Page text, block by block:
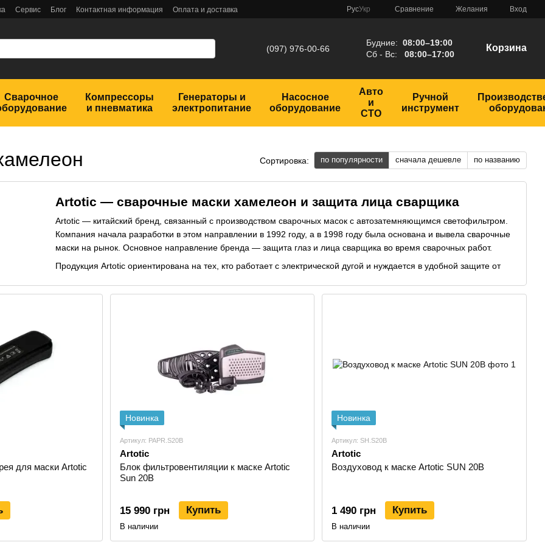
Сервис Блог Контактная информация
Оплата и доставка
РусУкр Сравнение Желания Вход
(097) 976-00-66
Будние: 08:00–19:00
Сб - Вс: 08:00–17:00
Корзина
Сварочное
Компрессоры
и пневматика
Генераторы и
электропитание
Насосное
оборудование
Авто
и
СТО
Ручной
инструмент
Сортировка: по популярности сначала дешевле по названию
Artotic — сварочные маски хамелеон и защита лица сварщика
Artotic — китайский бренд, связанный с производством сварочных масок с автозатемняющимся светофильтром.
Компания начала разработки в этом направлении в 1992 году, а в 1998 году была основана и вывела сварочные
маски на рынок. Основное направление бренда — защита глаз и лица сварщика во время сварочных работ.
Продукция Artotic ориентирована на тех, кто работает с электрической дугой и нуждается в удобной защите от
хамелеон Artotic используют при ручной дуговой сварке MMA, полуавтоматической сварке MIG/MAG,
бренд со множеством разных инструментов, а специализированный производитель сварочных масок и решений
Что предлагает Artotic
в которых используется автоматический светофильтр. Такой фильтр затемняется при появлении сварочной дуги
поднимать и опускать маску вручную, что удобно при повторяющихся операциях, прихватках и точной
Ассортимент бренда можно описать по нескольким основным направлениям:
автозатемняющиеся светофильтры для работы со сварочной дугой;
для маски Artotic
Новинка
Артикул: PAPR.S20B
Artotic
Блок фильтровентиляции к маске Artotic
Sun 20B
15 990 грн Купить
В наличии
Новинка
Артикул: SH.S20B
Artotic
Воздуховод к маске Artotic SUN 20B
1 490 грн Купить
В наличии